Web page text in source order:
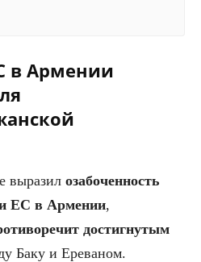
в Армении
выразил озабоченность
ЕС в Армении,
достигнутым
Баку и Ереваном.